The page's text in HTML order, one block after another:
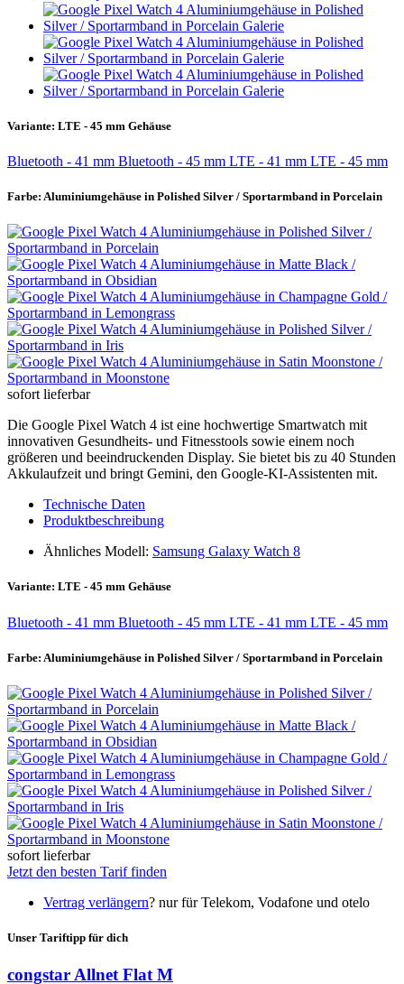
Variante: LTE - 45 mm Gehäuse
Bluetooth - 41 mm Bluetooth - 45 mm LTE - 41 mm LTE - 45 mm
Farbe: Aluminiumgehäuse in Polished Silver / Sportarmband in Porcelain
sofort lieferbar
Die Google Pixel Watch 4 ist eine hochwertige Smartwatch mit
innovativen Gesundheits- und Fitnesstools sowie einem noch
größeren und beeindruckenden Display. Sie bietet bis zu 40 Stunden
Akkulaufzeit und bringt Gemini, den Google-KI-Assistenten mit.
Technische Daten
Produktbeschreibung
Ähnliches Modell: Samsung Galaxy Watch 8
Variante: LTE - 45 mm Gehäuse
Bluetooth - 41 mm Bluetooth - 45 mm LTE - 41 mm LTE - 45 mm
Farbe: Aluminiumgehäuse in Polished Silver / Sportarmband in Porcelain
sofort lieferbar
Jetzt den besten Tarif finden
Vertrag verlängern? nur für Telekom, Vodafone und otelo
Unser Tariftipp für dich
congstar Allnet Flat M